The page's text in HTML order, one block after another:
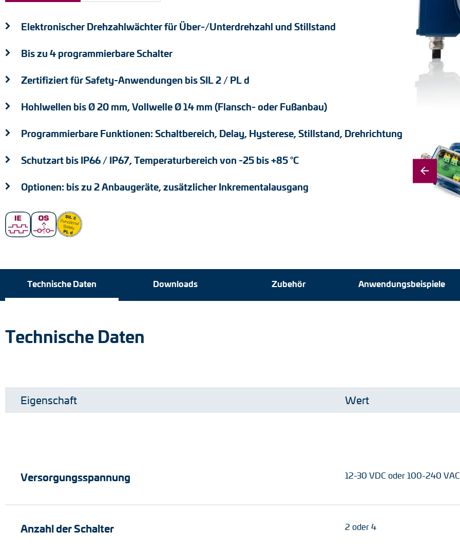
Elektronischer Drehzahlwächter für Über-/Unterdrehzahl und Stillstand
Bis zu 4 programmierbare Schalter
Zertifiziert für Safety-Anwendungen bis SIL 2 / PL d
Hohlwellen bis Ø 20 mm, Vollwelle Ø 14 mm (Flansch- oder Fußanbau)
Programmierbare Funktionen: Schaltbereich, Delay, Hysterese, Stillstand, Drehrichtung
Schutzart bis IP66 / IP67, Temperaturbereich von -25 bis +85 °C
Optionen: bis zu 2 Anbaugeräte, zusätzlicher Inkrementalausgang
Technische Daten Downloads Zubehör Anwendungsbeispiele
Technische Daten Downloads Zubehör Anwendungsbeispiele
Technische Daten
Eigenschaft Wert
Versorgungsspannung 12-30 VDC oder 100-240 VAC
Anzahl der Schalter 2 oder 4